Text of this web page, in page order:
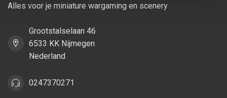
Alles voor je miniature wargaming en scenery
Grootstalselaan 46
6533 KK Nijmegen
Nederland
0247370271